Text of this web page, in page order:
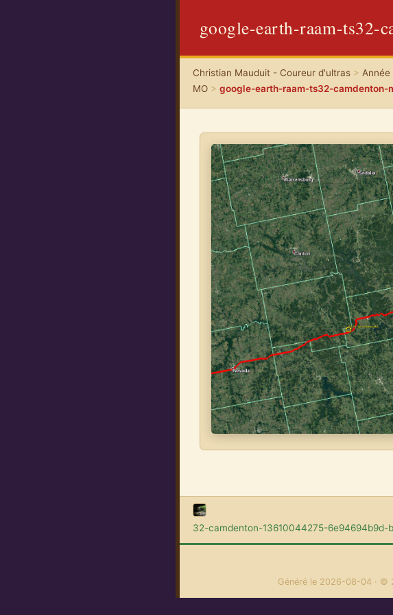
google-earth-raam-ts32-
Christian Mauduit - Coureur d'ultras > Année
MO >google-earth-raam-ts32-camdenton-
32-camdenton-13610044275-6e94694b9d-
Généré le 2026-08-04 ©